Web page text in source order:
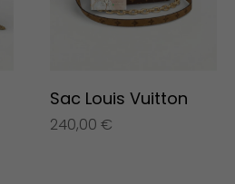
Sac Louis Vuitton
240,00 €